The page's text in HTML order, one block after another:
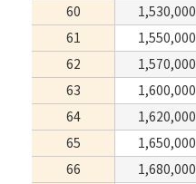
60
1,530,000
61
1,550,000
62
1,570,000
63
1,600,000
64
1,620,000
65
1,650,000
66
1,680,000